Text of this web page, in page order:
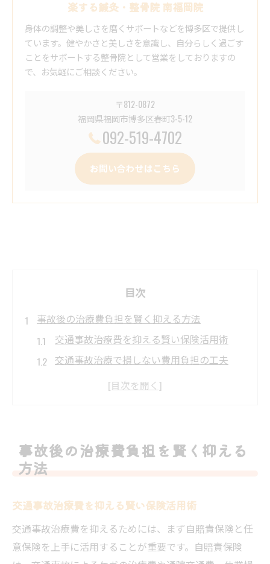
楽する鍼灸・整骨院 南福岡院
身体の調整や美しさを磨くサポートなどを博多区で提供し
ています。健やかさと美しさを意識し、自分らしく過ごす
ことをサポートする整骨院として営業をしておりますの
で、お気軽にご相談ください。
〒812-0872
福岡県福岡市博多区春町3-5-12
092-519-4702
お問い合わせはこちら
目次
事故後の治療費負担を賢く抑える方法
交通事故治療費を抑える賢い保険活用術
交通事故治療で損しない費用負担の工夫
健康保険が使えない理由と費用対策を解説
交通事故治療のプロトコル徹底解説
交通事故治療内容と受診時の流れを詳しく
交通事故治療で押さえる診断書と証拠保全
事故後の治療費負担を賢く抑える
方法
交通事故治療費を抑える賢い保険活用術
交通事故治療費を抑えるためには、まず自賠責保険と任
意保険を上手に活用することが重要です。自賠責保険